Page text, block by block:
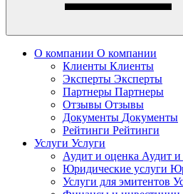
О компании О компании
Клиенты Клиенты
Эксперты Эксперты
Партнеры Партнеры
Отзывы Отзывы
Документы Документы
Рейтинги Рейтинги
Услуги Услуги
Аудит и оценка Аудит и
Юридические услуги
Услуги для эмитентов